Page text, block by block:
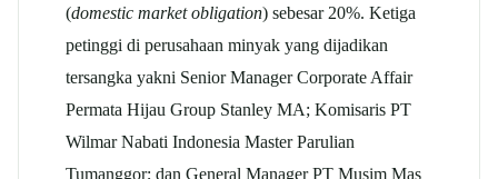
(domestic market obligation) sebesar 20%. Ketiga
petinggi di perusahaan minyak yang dijadikan
tersangka yakni Senior Manager Corporate Affair
Permata Hijau Group Stanley MA; Komisaris PT
Wilmar Nabati Indonesia Master Parulian
Tumanggor; dan General Manager PT Musim Mas